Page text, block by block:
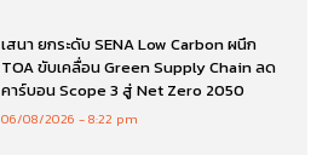
เสนา ยกระดับ SENA Low Carbon ผนึก
TOA ขับเคลื่อน Green Supply Chain ลด
คาร์บอน Scope 3 สู่ Net Zero 2050
06/08/2026 8:22 pm